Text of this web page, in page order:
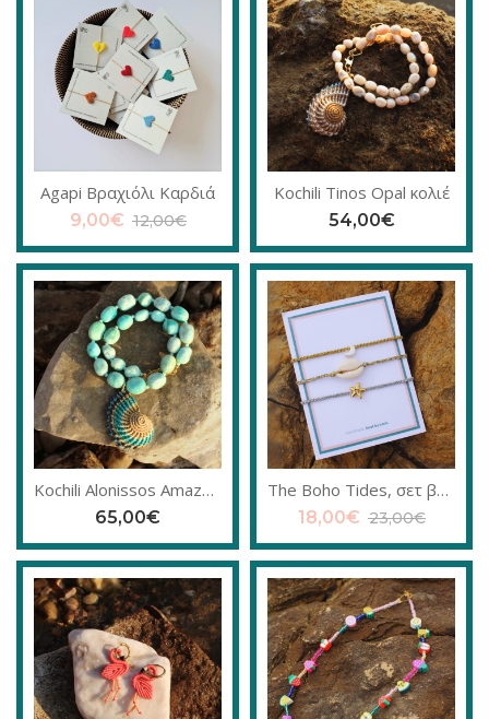
Agapi Βραχιόλι Καρδιά
12,00€
9,00€
Kochili Tinos Opal κολιέ
54,00€
Kochili Alonissos Amazonite κολιέ
65,00€
The Boho Tides, σετ βραχιολιών
23,00€
18,00€